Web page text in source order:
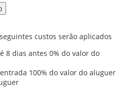
custos serão aplicados
8 dias antes 0% do valor do
100% do valor do aluguer